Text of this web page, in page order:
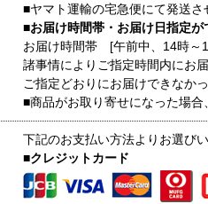
■ヤマト運輸の宅急便にて発送さ
■お届け時間帯・お届け日指定が
お届け時間帯 [午前中、14時～
諸事情によりご指定時間内にお
ご指定どおりにお届けできなか
■商品がお取り寄せになった場合
下記のお支払い方法よりお選びい
■クレジットカード